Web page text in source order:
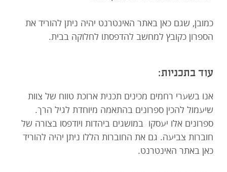
כמובן, שגם כאן באתר האינטרנט יהיה ניתן להוריד את
הספרון כקובץ למחשב להדפסתו לחלוקה בבית.
עוד בתכניות:
אנו בשערי רחמים מכינים תכנית ארוכת טווח של צוות
שיעמול להכין ספרונים בהתאמה מיוחדת לגיל הרך.
ספרונים אלו יעסקו במושגים ביהדות ויודפסו בצורה של
חוברות צביעה. גם את החוברות הללו ניתן יהיה להוריד
כאן באתר האינטרנט.